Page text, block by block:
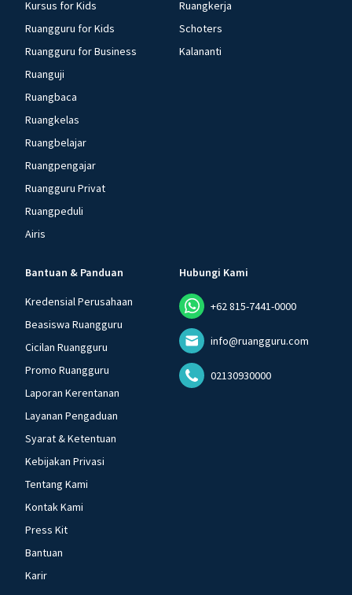
Kursus for Kids
Ruangguru for Kids
Ruangguru for Business
Ruanguji
Ruangbaca
Ruangkelas
Ruangbelajar
Ruangpengajar
Ruangguru Privat
Ruangpeduli
Airis
Ruangkerja
Schoters
Kalananti
Bantuan & Panduan
Kredensial Perusahaan
Beasiswa Ruangguru
Cicilan Ruangguru
Promo Ruangguru
Laporan Kerentanan
Layanan Pengaduan
Syarat & Ketentuan
Kebijakan Privasi
Tentang Kami
Kontak Kami
Press Kit
Bantuan
Karir
Hubungi Kami
+62 815-7441-0000
info@ruangguru.com
02130930000